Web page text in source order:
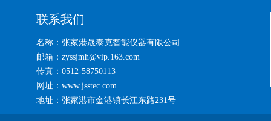
联系我们
名称：张家港晟泰克智能仪器有限公司
邮箱：zyssjmh@vip.163.com
传真：0512-58750113
网址：www.jsstec.com
地址：张家港市金港镇长江东路231号